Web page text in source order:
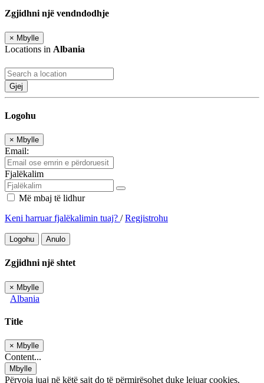
Zgjidhni një vendndodhje
× Mbylle
Locations in Albania
Gjej
Logohu
× Mbylle
Email:
Fjalëkalim
Më mbaj të lidhur
Keni harruar fjalëkalimin tuaj? /Regjistrohu
Logohu Anulo
Zgjidhni një shtet
× Mbylle
Albania
Title
× Mbylle
Content...
Mbylle
Përvoja juaj në këtë sajt do të përmirësohet duke lejuar cookies.